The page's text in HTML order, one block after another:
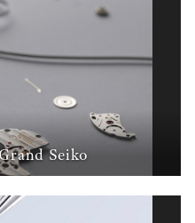
Seiko